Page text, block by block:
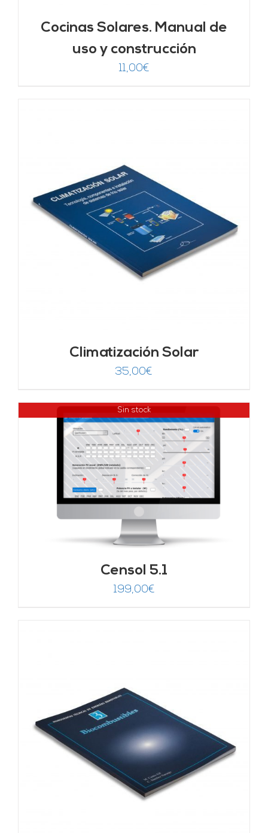
Cocinas Solares. Manual de
uso y construcción
11,00€
Climatización Solar
35,00€
Sin stock
Censol 5.1
199,00€